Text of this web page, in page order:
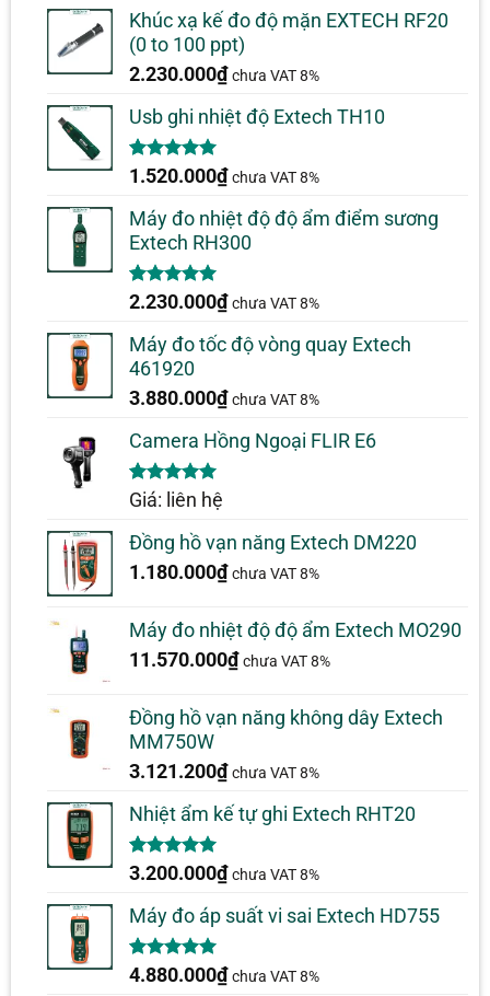
đánh giá
Khúc xạ kế đo độ mặn EXTECH RF20
(0 to 100 ppt)
2.230.000₫ chưa VAT 8%
Usb ghi nhiệt độ Extech TH10
5.00trên 5
1
đánh giá
1.520.000₫ chưa VAT 8%
Máy đo nhiệt độ độ ẩm điểm sương
Extech RH300
5.00trên 5
1
đánh giá
2.230.000₫ chưa VAT 8%
Máy đo tốc độ vòng quay Extech
461920
3.880.000₫ chưa VAT 8%
Camera Hồng Ngoại FLIR E6
5.00trên 5
1
đánh giá
Giá: liên hệ
Đồng hồ vạn năng Extech DM220
1.180.000₫ chưa VAT 8%
Máy đo nhiệt độ độ ẩm Extech MO290
11.570.000₫ chưa VAT 8%
Đồng hồ vạn năng không dây Extech
MM750W
3.121.200₫ chưa VAT 8%
Nhiệt ẩm kế tự ghi Extech RHT20
5.00trên 5
2
đánh giá
3.200.000₫ chưa VAT 8%
Máy đo áp suất vi sai Extech HD755
5.00trên 5
1
4.880.000₫ chưa VAT 8%